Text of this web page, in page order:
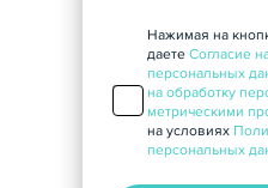
Нажимая на
даете Согласие
персональных
на обработку
метрическими
на условиях
персональных